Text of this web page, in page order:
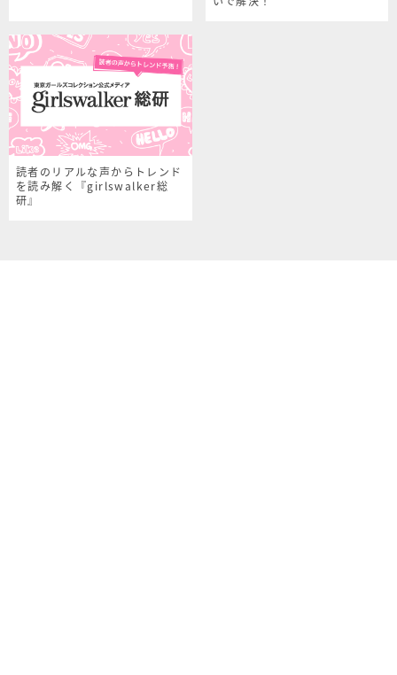
読者のリアルな声からトレンド
を読み解く『girlswalker総
研』